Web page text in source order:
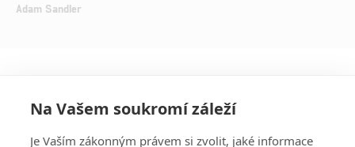
Adam Sandler
Na Vašem soukromí záleží
Je Vaším zákonným právem si zvolit, jaké informace